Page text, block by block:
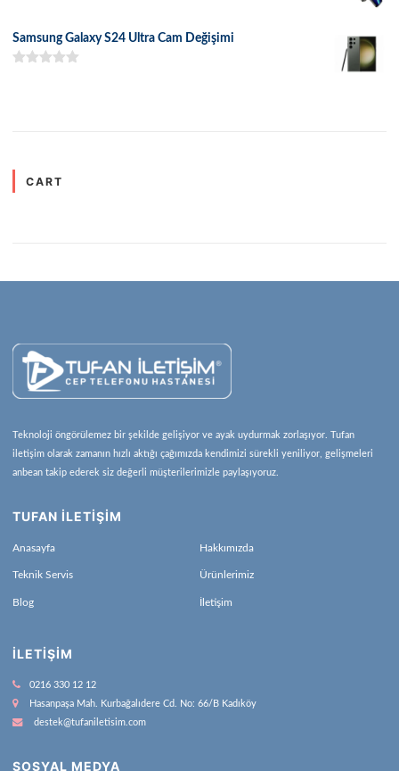
Samsung Galaxy S24 Ultra Cam Değişimi
CART
Teknoloji öngörülemez bir şekilde gelişiyor ve ayak uydurmak zorlaşıyor. Tufan
iletişim olarak zamanın hızlı aktığı çağımızda kendimizi sürekli yeniliyor, gelişmeleri
anbean takip ederek siz değerli müşterilerimizle paylaşıyoruz.
TUFAN İLETİŞİM
Anasayfa Hakkımızda
Teknik Servis Ürünlerimiz
Blog İletişim
İLETIŞIM
0216 330 12 12
Hasanpaşa Mah. Kurbağalıdere Cd. No: 66/B Kadıköy
destek@tufaniletisim.com
SOSYAL MEDYA